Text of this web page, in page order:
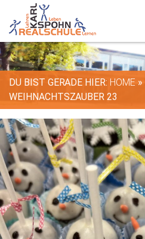
DU BIST GERADE HIER: HOME »
WEIHNACHTSZAUBER 23